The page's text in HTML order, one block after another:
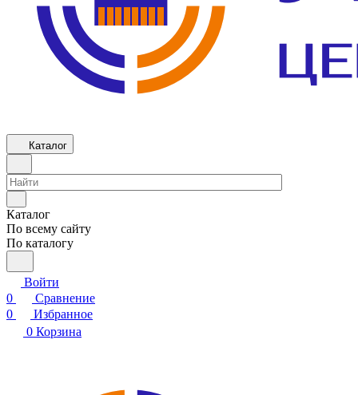
Каталог
Каталог
По всему сайту
По каталогу
Войти
0
Сравнение
0
Избранное
0 Корзина